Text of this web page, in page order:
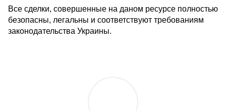
Все сделки, совершенные на даном ресурсе полностью
безопасны, легальны и соответствуют требованиям
законодательства Украины.